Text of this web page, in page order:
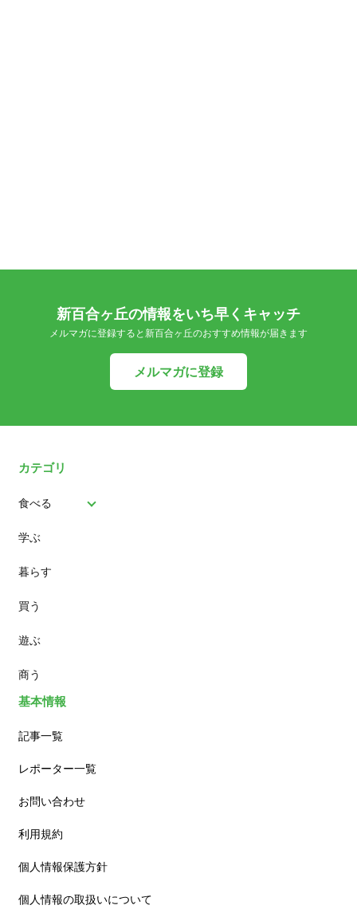
新百合ヶ丘の情報をいち早くキャッチ
メルマガに登録すると新百合ヶ丘のおすすめ情報が届きます
メルマガに登録
カテゴリ
食べる
パン
スイーツ
ランチ
カフェ
学ぶ
暮らす
買う
遊ぶ
商う
基本情報
記事一覧
レポーター一覧
お問い合わせ
利用規約
個人情報保護方針
個人情報の取扱いについて